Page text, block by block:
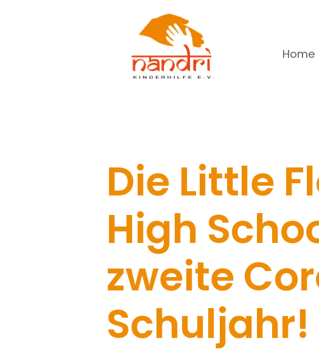
Home
Die Little
High
zweite
Schuljahr!